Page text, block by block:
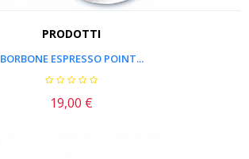
PRODOTTI
BORBONE ESPRESSO POINT...
Prezzo
19,00 €